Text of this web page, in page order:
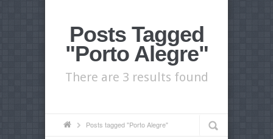
Posts Tagged
"Porto Alegre"
There are 3 results found
Posts tagged "Porto Alegre"